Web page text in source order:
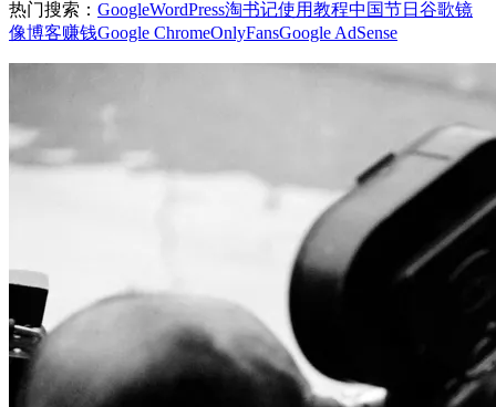
热门搜索： GoogleWordPress淘书记使用教程中国节日 谷歌镜
像博客赚钱Google ChromeOnlyFansGoogle AdSense